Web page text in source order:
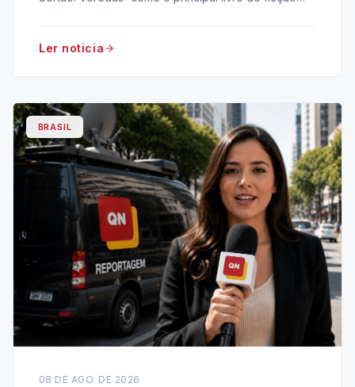
Ler noticia
BRASIL
08 DE AGO. DE 2026